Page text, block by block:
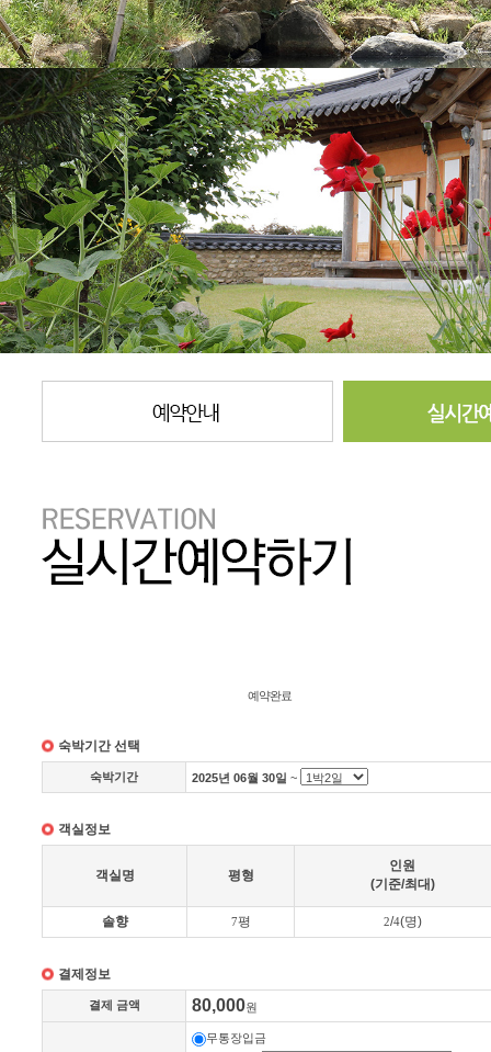
예약완료
숙박기간 선택
숙박기간 2025년 06월 30일 ~
객실정보
객실명 평형
인원
(기준/최대)
솔향 7평 2/4(명)
결제정보
결제 금액 80,000원
무통장입금